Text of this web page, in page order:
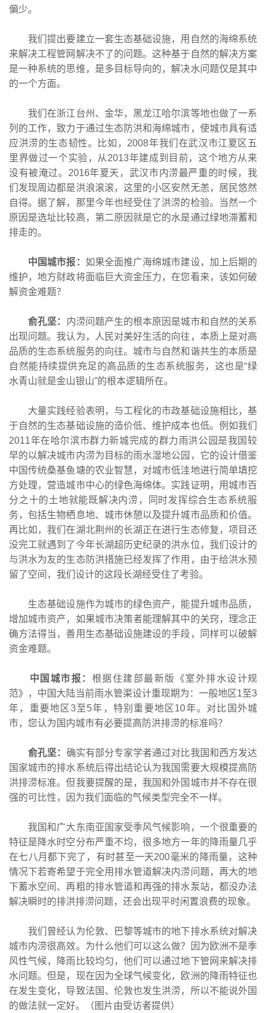
偏少。
我们提出要建立一套生态基础设施，用自然的海绵系统
来解决工程管网解决不了的问题。这种基于自然的解决方案
是一种系统的思维，是多目标导向的，解决水问题仅是其中
的一个方面。
我们在浙江台州、金华，黑龙江哈尔滨等地也做了一系
列的工作，致力于通过生态防洪和海绵城市，使城市具有适
应洪涝的生态韧性。比如，2008年我们在武汉市江夏区五
里界做过一个实验，从2013年建成到目前，这个地方从来
没有被淹过。2016年夏天，武汉市内涝最严重的时候，我
们发现周边都是洪浪滚滚，这里的小区安然无恙，居民悠然
自得。据了解，那里今年也经受住了洪涝的检验。当然一个
原因是选址比较高，第二原因就是它的水是通过绿地滞蓄和
排走的。
中国城市报： 如果全面推广海绵城市建设，加上后期的
维护，地方财政将面临巨大资金压力，在您看来，该如何破
解资金难题？
俞孔坚： 内涝问题产生的根本原因是城市和自然的关系
出现问题。我认为，人民对美好生活的向往，本质上是对高
品质的生态系统服务的向往。城市与自然和谐共生的本质是
自然能持续提供充足的高品质的生态系统服务，这也是“绿
水青山就是金山银山”的根本逻辑所在。
大量实践经验表明，与工程化的市政基础设施相比，基
于自然的生态基础设施的造价低、维护成本也低。例如我们
2011年在哈尔滨市群力新城完成的群力雨洪公园是我国较
早的以解决城市内涝为目标的雨水湿地公园，它的设计借鉴
中国传统桑基鱼塘的农业智慧，对城市低洼地进行简单填挖
方处理，营造城市中心的绿色海绵体。实践证明，用城市百
分之十的土地就能既解决内涝，同时发挥综合生态系统服
务，包括生物栖息地、城市休憩以及提升城市品质和价值。
再比如，我们在湖北荆州的长湖正在进行生态修复，项目还
没完工就遇到了今年长湖超历史纪录的洪水位，我们设计的
与洪水为友的生态防洪措施已经发挥了作用，由于给洪水预
留了空间，我们设计的这段长湖经受住了考验。
生态基础设施作为城市的绿色资产，能提升城市品质，
增加城市资产，如果城市决策者能理解其中的关窍，理念正
确方法得当，善用生态基础设施建设的手段，同样可以破解
资金难题。
中国城市报： 根据住建部最新版《室外排水设计规
范》，中国大陆当前雨水管渠设计重现期为：一般地区1至3
年，重要地区3至5年，特别重要地区10年。对比国外城
市，您认为国内城市有必要提高防洪排涝的标准吗？
俞孔坚： 确实有部分专家学者通过对比我国和西方发达
国家城市的排水系统后得出结论认为我国需要大规模提高防
洪排涝标准。但我要提醒的是，我国和外国城市并不存在很
强的可比性，因为我们面临的气候类型完全不一样。
我国和广大东南亚国家受季风气候影响，一个很重要的
特征是降水时空分布严重不均，很多地方一年的降雨量几乎
在七八月都下完了，有时甚至一天200毫米的降雨量，这种
情况下若寄希望于完全用排水管道解决内涝问题，再大的地
下蓄水空间、再粗的排水管道和再强的排水泵站，都没办法
解决瞬时的排洪排涝问题，还会出现平时闲置浪费的现象。
我们曾经认为伦敦、巴黎等城市的地下排水系统对解决
城市内涝很高效。为什么他们可以这么做？因为欧洲不是季
风性气候，降雨比较均匀，他们可以通过地下管网来解决排
水问题。但是，现在因为全球气候变化，欧洲的降雨特征也
在发生变化，导致法国、伦敦也发生洪涝，所以不能说外国
的做法就一定好。（图片由受访者提供）